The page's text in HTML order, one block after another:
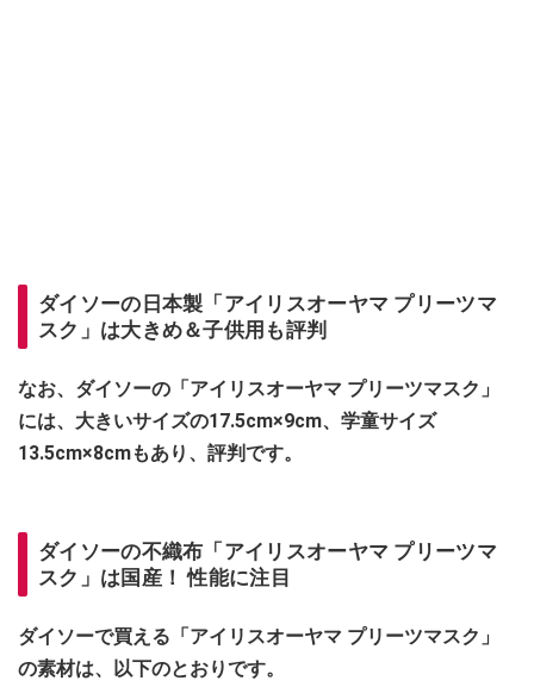
ダイソーの日本製「アイリスオーヤマ プリーツマ
スク」は大きめ＆子供用も評判
なお、ダイソーの「アイリスオーヤマ プリーツマスク」
には、大きいサイズの17.5cm×9cm、学童サイズ
13.5cm×8cmもあり、評判です。
ダイソーの不織布「アイリスオーヤマ プリーツマ
スク」は国産！ 性能に注目
ダイソーで買える「アイリスオーヤマ プリーツマスク」
の素材は、以下のとおりです。